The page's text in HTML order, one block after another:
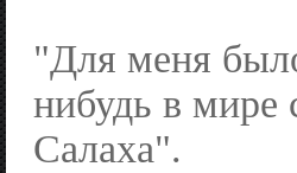
"Для меня
нибудь в мире
Салаха".